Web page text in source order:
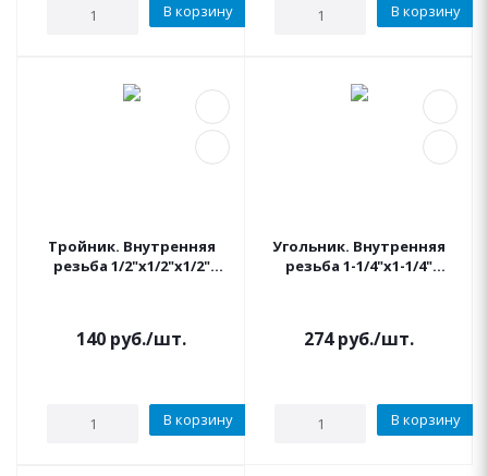
В корзину В корзину
Тройник. Внутренняя
резьба 1/2"x1/2"x1/2"
140 руб./шт.
В корзину
Угольник. Внутренняя
резьба 1-1/4"x1-1/4"
274руб./шт.
В корзину